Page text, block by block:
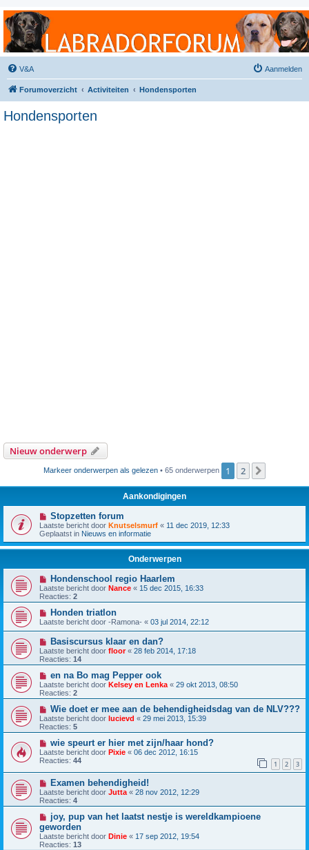
Labradorforum
Het gezelligste Labradorforum van Nederland en België!
V&A Aanmelden
Forumoverzicht Activiteiten Hondensporten
Hondensporten
Nieuw onderwerp
Markeer onderwerpen als gelezen • 65 onderwerpen 1 2
Aankondigingen
Stopzetten forum
Laatste bericht door Knutselsmurf « 11 dec 2019, 12:33
Geplaatst in Nieuws en informatie
Onderwerpen
Hondenschool regio Haarlem
Laatste bericht door Nance « 15 dec 2015, 16:33
Reacties: 2
Honden triatlon
Laatste bericht door -Ramona- « 03 jul 2014, 22:12
Basiscursus klaar en dan?
Laatste bericht door floor« 28 feb 2014, 17:18
Reacties: 14
en na Bo mag Pepper ook
Laatste bericht door Kelsey en Lenka « 29 okt 2013, 08:50
Reacties: 2
Wie doet er mee aan de behendigheidsdag van de NLV???
Laatste bericht door lucievd « 29 mei 2013, 15:39
Reacties: 5
wie speurt er hier met zijn/haar hond?
Laatste bericht door Pixie « 06 dec 2012, 16:15
Reacties: 44 1 2 3
Examen behendigheid!
Laatste bericht door Jutta « 28 nov 2012, 12:29
Reacties: 4
joy, pup van het laatst nestje is wereldkampioene
geworden
Laatste bericht door Dinie « 17 sep 2012, 19:54
Reacties: 13